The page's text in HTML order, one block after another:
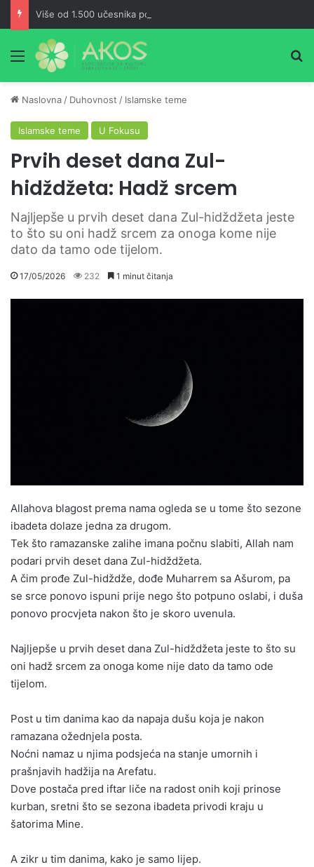
Meni
Naslovna / Duhovnost / Islamske teme
Islamske teme U Fokusu
Prvih deset dana Zul-
hidždžeta: Hadž srcem
Najljepše u prvih deset dana Zul-hidždžeta jeste
to što su oni hadž srcem za onoga kome nije
dato da tamo ode tijelom.
17/05/2026 232 1 minut čitanja
Allahova blagost prema nama ogleda se u tome što sezone
ibadeta dolaze jedna za drugom.
Tek što ramazanske zalihe imana počnu slabiti, Allah nam
podari prvih deset dana Zul-hidždžeta.
A čim prođe Zul-hidždže, dođe Muharrem sa Ašurom, pa
se srce ponovo ispuni prije nego što potpuno oslabi, i duša
ponovo procvjeta nakon što je skoro uvenula.
Najljepše u prvih deset dana Zul-hidždžeta jeste to što su
oni hadž srcem za onoga kome nije dato da tamo ode
tijelom.
Post u tim danima kao da napaja dušu koja je nakon
ramazana ožednjela posta.
Noćni namaz u njima podsjeća na stanje umornih i
prašnjavih hadžija na Arefatu.
Dove postača pred iftar liče na radost onih koji prinose
kurban, sretni što se sezona ibadeta privodi kraju u
šatorima Mine.
A zikr u tim danima, kako je samo lijep.